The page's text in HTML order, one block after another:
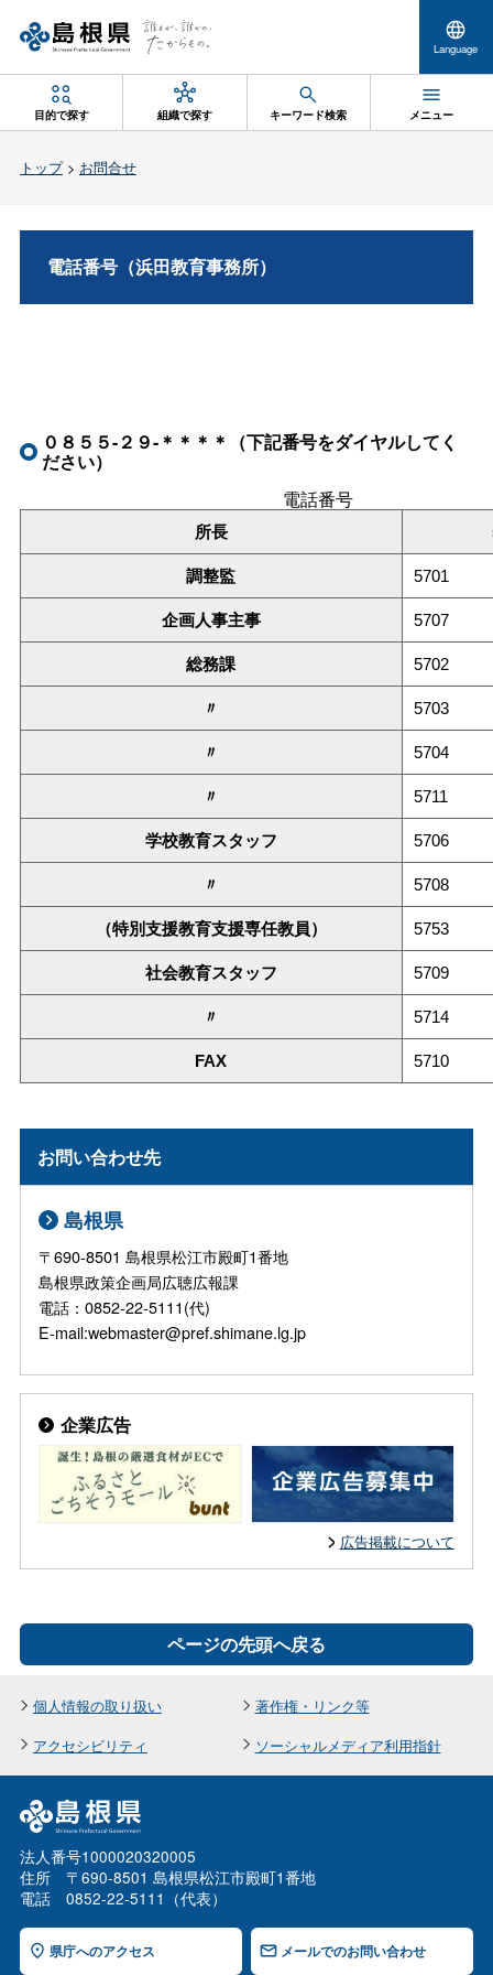
Language
目的で探す 組織で探す キーワード検索 メニュー
トップ> お問合せ
電話番号（浜田教育事務所）
０８５５-２９-＊＊＊＊（下記番号をダイヤルしてく
ださい）
電話番号
所長
調整監 5701
企画人事主事 5707
総務課 5702
〃 5703
〃 5704
〃 5711
学校教育スタッフ 5706
〃 5708
（特別支援教育支援専任教員） 5753
社会教育スタッフ 5709
〃 5714
FAX 5710
お問い合わせ先
島根県
〒690-8501 島根県松江市殿町1番地
島根県政策企画局広聴広報課
電話：0852-22-5111(代)
E-mail:webmaster@pref.shimane.lg.jp
企業広告
広告掲載について
ページの先頭へ戻る
個人情報の取り扱い
著作権・リンク等
アクセシビリティ
ソーシャルメディア利用指針
法人番号1000020320005
住所 〒690-8501 島根県松江市殿町1番地
電話 0852-22-5111（代表）
県庁へのアクセス メールでのお問い合わせ